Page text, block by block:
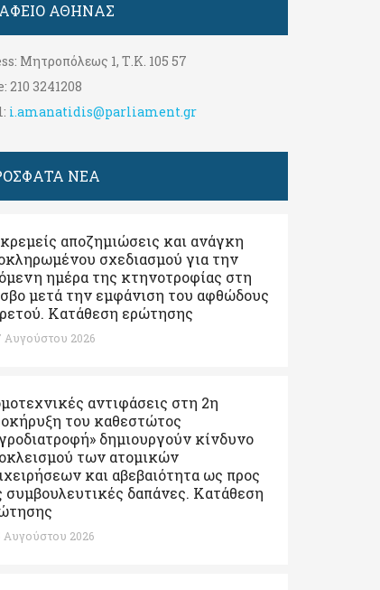
ΑΘΉΝΑΣ
Μητροπόλεως 1, Τ.Κ. 105 57
210 3241208
i.amanatidis@parliament.gr
ΝΕΑ
αποζημιώσεις και ανάγκη
σχεδιασμού για την
ημέρα της κτηνοτροφίας στη
μετά την εμφάνιση του αφθώδους
Kατάθεση ερώτησης
Αυγούστου 2026
αντιφάσεις στη 2η
του καθεστώτος
δημιουργούν κίνδυνο
των ατομικών
και αβεβαιότητα ως προς
συμβουλευτικές δαπάνες. Κατάθεση
Αυγούστου 2026